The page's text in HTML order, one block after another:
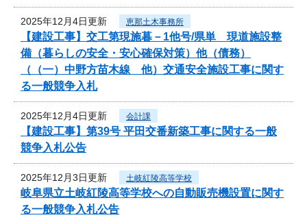
2025年12月4日更新 恵那土木事務所
【建設工事】交工第現施暮－1他号/県単 現道施設整
備（暮らしの安全・安心確保対策）他（債務）
（（一）中野方苗木線 他）交通安全施設工事に関す
る一般競争入札
2025年12月4日更新 会計課
【建設工事】第39号 平田交番新築工事に関する一般
競争入札公告
2025年12月3日更新 土岐紅陵高等学校
岐阜県立土岐紅陵高等学校への自動販売機設置に関す
る一般競争入札公告